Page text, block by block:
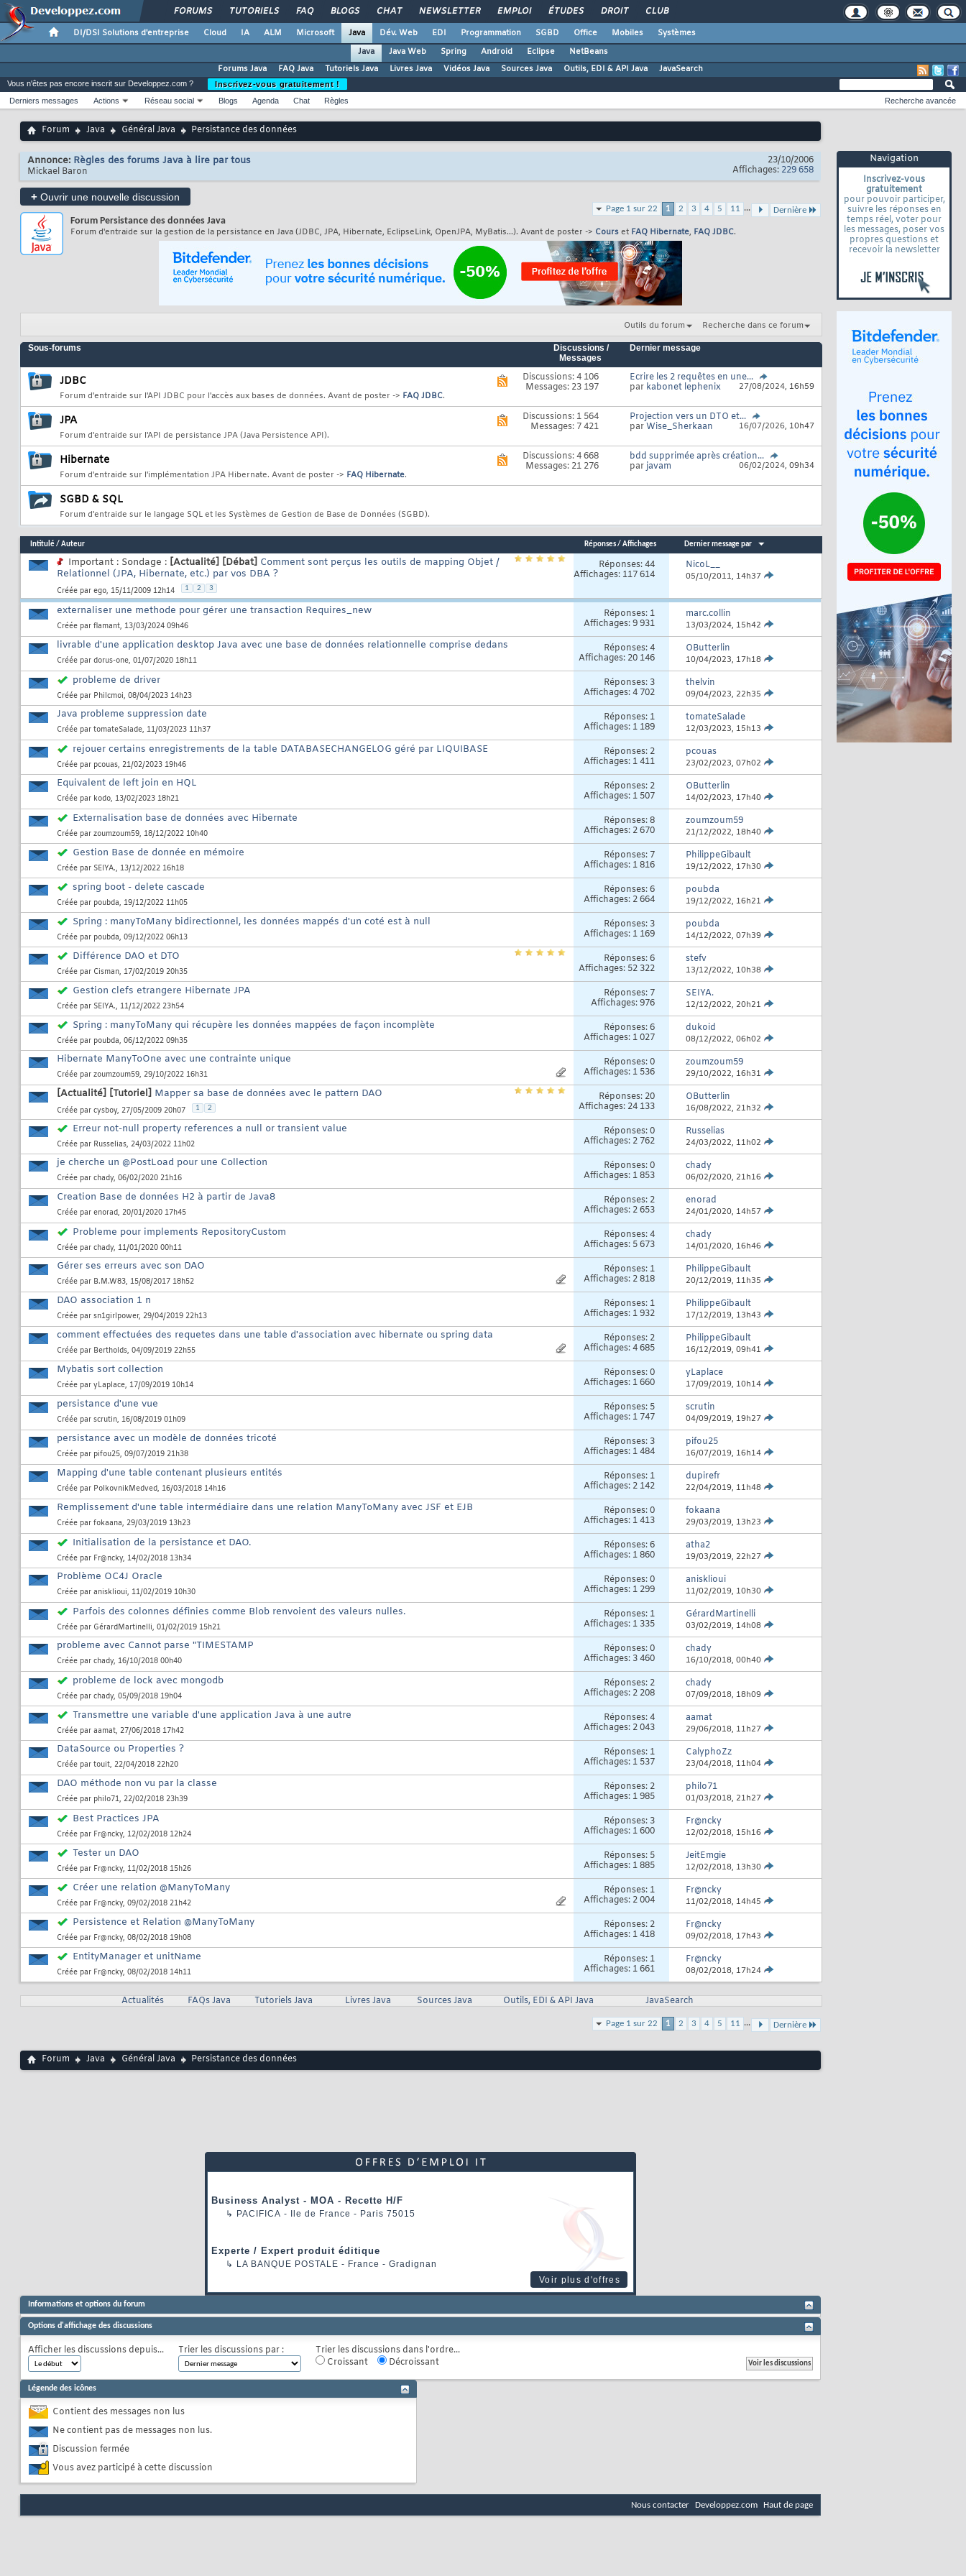
FORUMS TUTORIELS FAQ BLOGS CHAT NEWSLETTER EMPLOI ÉTUDES DROIT CLUB
DI/DSI Solutions d'entreprise Cloud IA ALM Microsoft Java Dév. Web EDI Programmation SGBD Office Mobiles
Systèmes
Java
Java Web Spring Android Eclipse
NetBeans
Forums Java
FAQ Java Tutoriels Java Livres Java Vidéos Java Sources Java Outils, EDI & API Java JavaSearch
Vous n'êtes pas encore inscrit sur Developpez.com ?
Inscrivez-vous gratuitement !
Derniers messages
Actions Réseau social Blogs Agenda Chat Règles Recherche avancée
Forum Java Général Java Persistance des données
Navigation
Inscrivez-vous
gratuitement
pour pouvoir participer,
suivre les réponses en
temps réel, voter pour
les messages, poser vos
propres questions et
recevoir la newsletter
Annonce: Règles des forums Java à lire par tous
Mickael Baron
23/10/2006
Affichages: 229 658
+ Ouvrir une nouvelle discussion
Page 1 sur 22 1 2 3 4 5 11 ... Dernière
Forum Persistance des données Java
Forum d'entraide sur la gestion de la persistance en Java (JDBC, JPA, Hibernate, EclipseLink, OpenJPA, MyBatis...). Avant de poster -> Cours et FAQ Hibernate, FAQ JDBC.
Outils du forum Recherche dans ce forum
Sous-forums
Discussions /
Messages
Dernier message
JDBC
Forum d'entraide sur l'API JDBC pour l'accès aux bases de données. Avant de poster -> FAQ JDBC.
Voir
RSS
Discussions: 4 106
Messages: 23 197
Ecrire les 2 requêtes en une...
par kabonet lephenix 27/08/2024, 16h59
JPA
Forum d'entraide sur l'API de persistance JPA (Java Persistence API).
Voir
RSS
Discussions: 1 564
Messages: 7 421
Projection vers un DTO et...
parWise_Sherkaan 16/07/2026, 10h47
Hibernate
Forum d'entraide sur l'implémentation JPA Hibernate. Avant de poster -> FAQ Hibernate.
Voir
RSS
Discussions: 4 668
Messages: 21 276
bdd supprimée après création...
parjavam 06/02/2024, 09h34
SGBD & SQL
Forum d'entraide sur le langage SQL et les Systèmes de Gestion de Base de Données (SGBD).
Intitulé/ Auteur Réponses/ Affichages Dernier message par
Important : Sondage : [Actualité] [Débat] Comment sont perçus les outils de mapping Objet /
Relationnel (JPA, Hibernate, etc.) par vos DBA ?
Créée par ego, 15/11/2009 12h14 1 2 3
Réponses:44
Affichages: 117 614
NicoL__
05/10/2011, 14h37
externaliser une methode pour gérer une transaction Requires_new
Créée par flamant, 13/03/2024 09h46
Réponses: 1
Affichages: 9 931
marc.collin
13/03/2024, 15h42
livrable d'une application desktop Java avec une base de données relationnelle comprise dedans
Créée par dorus-one, 01/07/2020 18h11
Réponses:4
Affichages: 20 146
OButterlin
10/04/2023, 17h18
probleme de driver
Créée par Philcmoi, 08/04/2023 14h23
Réponses: 3
Affichages: 4 702
thelvin
09/04/2023, 22h35
Java probleme suppression date
Créée par tomateSalade, 11/03/2023 11h37
Réponses: 1
Affichages: 1 189
tomateSalade
12/03/2023, 15h13
rejouer certains enregistrements de la table DATABASECHANGELOG géré par LIQUIBASE
Créée par pcouas, 21/02/2023 19h46
Réponses: 2
Affichages: 1 411
pcouas
23/02/2023, 07h02
Equivalent de left join en HQL
Créée par kodo, 13/02/2023 18h21
Réponses: 2
Affichages: 1 507
OButterlin
14/02/2023, 17h40
Externalisation base de données avec Hibernate
Créée par zoumzoum59, 18/12/2022 10h40
Réponses:8
Affichages: 2 670
zoumzoum59
21/12/2022, 18h40
Gestion Base de donnée en mémoire
Créée par SEIYA., 13/12/2022 16h18
Réponses: 7
Affichages: 1 816
PhilippeGibault
19/12/2022, 17h30
spring boot - delete cascade
Créée par poubda, 19/12/2022 11h05
Réponses:6
Affichages: 2 664
poubda
19/12/2022, 16h21
Spring : manyToMany bidirectionnel, les données mappés d'un coté est à null
Créée par poubda, 09/12/2022 06h13
Réponses: 3
Affichages: 1 169
poubda
14/12/2022, 07h39
Différence DAO et DTO
Créée par Cisman, 17/02/2019 20h35
Réponses:6
Affichages: 52 322
stefv
13/12/2022, 10h38
Gestion clefs etrangere Hibernate JPA
Créée par SEIYA., 11/12/2022 23h54
Réponses: 7
Affichages: 976
SEIYA.
12/12/2022, 20h21
Spring : manyToMany qui récupère les données mappées de façon incomplète
Créée par poubda, 06/12/2022 09h35
Réponses:6
Affichages: 1 027
dukoid
08/12/2022, 06h02
Hibernate ManyToOne avec une contrainte unique
Créée par zoumzoum59, 29/10/2022 16h31
Réponses:0
Affichages: 1 536
zoumzoum59
29/10/2022, 16h31
[Actualité] [Tutoriel] Mapper sa base de données avec le pattern DAO
Créée par cysboy, 27/05/2009 20h07 1 2
Réponses: 20
Affichages: 24 133
OButterlin
16/08/2022, 21h32
Erreur not-null property references a null or transient value
Créée par Russelias, 24/03/2022 11h02
Réponses:0
Affichages: 2 762
Russelias
24/03/2022, 11h02
je cherche un @PostLoad pour une Collection
Créée par chady, 06/02/2020 21h16
Réponses:0
Affichages: 1 853
chady
06/02/2020, 21h16
Creation Base de données H2 à partir de Java8
Créée par enorad, 20/01/2020 17h45
Réponses: 2
Affichages: 2 653
enorad
24/01/2020, 14h57
Probleme pour implements RepositoryCustom
Créée par chady, 11/01/2020 00h11
Réponses:4
Affichages: 5 673
chady
14/01/2020, 16h46
Gérer ses erreurs avec son DAO
Créée par B.M.W83, 15/08/2017 18h52
Réponses: 1
Affichages: 2 818
PhilippeGibault
20/12/2019, 11h35
DAO association 1 n
Créée par sn1girlpower, 29/04/2019 22h13
Réponses: 1
Affichages: 1 932
PhilippeGibault
17/12/2019, 13h43
comment effectuées des requetes dans une table d'association avec hibernate ou spring data
Créée par Bertholds, 04/09/2019 22h55
Réponses: 2
Affichages: 4 685
PhilippeGibault
16/12/2019, 09h41
Mybatis sort collection
Créée par yLaplace, 17/09/2019 10h14
Réponses:0
Affichages: 1 660
yLaplace
17/09/2019, 10h14
persistance d'une vue
Créée par scrutin, 16/08/2019 01h09
Réponses: 5
Affichages: 1 747
scrutin
04/09/2019, 19h27
persistance avec un modèle de données tricoté
Créée par pifou25, 09/07/2019 21h38
Réponses: 3
Affichages: 1 484
pifou25
16/07/2019, 16h14
Mapping d'une table contenant plusieurs entités
Créée par PolkovnikMedved, 16/03/2018 14h16
Réponses: 1
Affichages: 2 142
dupirefr
22/04/2019, 11h48
Remplissement d'une table intermédiaire dans une relation ManyToMany avec JSF et EJB
Créée par fokaana, 29/03/2019 13h23
Réponses:0
Affichages: 1 413
fokaana
29/03/2019, 13h23
Initialisation de la persistance et DAO.
Créée par Fr@ncky, 14/02/2018 13h34
Réponses:6
Affichages: 1 860
atha2
19/03/2019, 22h27
Problème OC4J Oracle
Créée par anisklioui, 11/02/2019 10h30
Réponses:0
Affichages: 1 299
anisklioui
11/02/2019, 10h30
Parfois des colonnes définies comme Blob renvoient des valeurs nulles.
Créée par GérardMartinelli, 01/02/2019 15h21
Réponses: 1
Affichages: 1 335
GérardMartinelli
03/02/2019, 14h08
probleme avec Cannot parse "TIMESTAMP
Créée par chady, 16/10/2018 00h40
Réponses:0
Affichages: 3 460
chady
16/10/2018, 00h40
probleme de lock avec mongodb
Créée par chady, 05/09/2018 19h04
Réponses: 2
Affichages: 2 208
chady
07/09/2018, 18h09
Transmettre une variable d'une application Java à une autre
Créée par aamat, 27/06/2018 17h42
Réponses:4
Affichages: 2 043
aamat
29/06/2018, 11h27
DataSource ou Properties ?
Créée par touit, 22/04/2018 22h20
Réponses: 1
Affichages: 1 537
CalyphoZz
23/04/2018, 11h04
DAO méthode non vu par la classe
Créée par philo71, 22/02/2018 23h39
Réponses: 2
Affichages: 1 985
philo71
01/03/2018, 21h27
Best Practices JPA
Créée par Fr@ncky, 12/02/2018 12h24
Réponses: 3
Affichages: 1 600
Fr@ncky
12/02/2018, 15h16
Tester un DAO
Créée par Fr@ncky, 11/02/2018 15h26
Réponses: 5
Affichages: 1 885
JeitEmgie
12/02/2018, 13h30
Créer une relation @ManyToMany
Créée par Fr@ncky, 09/02/2018 21h42
Réponses: 1
Affichages: 2 004
Fr@ncky
11/02/2018, 14h45
Persistence et Relation @ManyToMany
Créée par Fr@ncky, 08/02/2018 19h08
Réponses: 2
Affichages: 1 418
Fr@ncky
09/02/2018, 17h43
EntityManager et unitName
Créée par Fr@ncky, 08/02/2018 14h11
Réponses: 1
Affichages: 1 661
Fr@ncky
08/02/2018, 17h24
Actualités FAQs Java Tutoriels Java Livres Java Sources Java Outils, EDI & API Java JavaSearch
Page 1 sur 22 1 2 3 4 5 11 ... Dernière
Forum Java Général Java Persistance des données
Business Analyst - MOA - Recette H/F
↳ PACIFICA - Ile de France - Paris 75015
Experte / Expert produit éditique
↳ LA BANQUE POSTALE - France - Gradignan
Voir plus d'offres
Informations et options du forum
Options d'affichage des discussions
Afficher les discussions depuis... Trier les discussions par :
Trier les discussions dans l'ordre...
Croissant
Décroissant
Légende des icônes
Contient des messages non lus
Ne contient pas de messages non lus.
Discussion fermée
Vous avez participé à cette discussion
Nous contacter Developpez.com Haut de page